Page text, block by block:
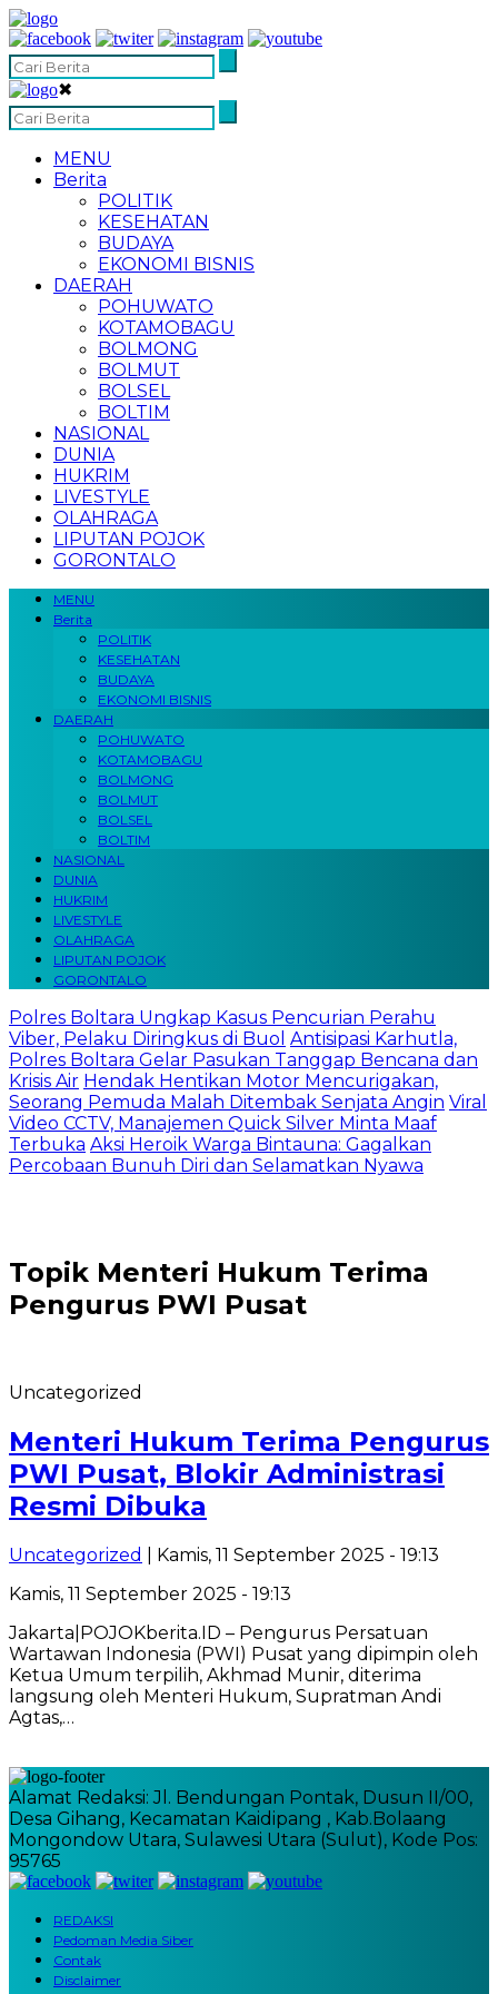
✖
MENU
Berita
POLITIK
KESEHATAN
BUDAYA
EKONOMI BISNIS
DAERAH
POHUWATO
KOTAMOBAGU
BOLMONG
BOLMUT
BOLSEL
BOLTIM
NASIONAL
DUNIA
HUKRIM
LIVESTYLE
OLAHRAGA
LIPUTAN POJOK
GORONTALO
MENU
Berita
POLITIK
KESEHATAN
BUDAYA
EKONOMI BISNIS
DAERAH
POHUWATO
KOTAMOBAGU
BOLMONG
BOLMUT
BOLSEL
BOLTIM
NASIONAL
DUNIA
HUKRIM
LIVESTYLE
OLAHRAGA
LIPUTAN POJOK
GORONTALO
Polres Boltara Ungkap Kasus Pencurian Perahu
Viber, Pelaku Diringkus di Buol Antisipasi Karhutla,
Polres Boltara Gelar Pasukan Tanggap Bencana dan
Krisis Air Hendak Hentikan Motor Mencurigakan,
Seorang Pemuda Malah Ditembak Senjata Angin Viral
Video CCTV, Manajemen Quick Silver Minta Maaf
Terbuka Aksi Heroik Warga Bintauna: Gagalkan
Percobaan Bunuh Diri dan Selamatkan Nyawa
Topik Menteri Hukum Terima
Pengurus PWI Pusat
Uncategorized
Menteri Hukum Terima Pengurus
PWI Pusat, Blokir Administrasi
Resmi Dibuka
Uncategorized
| Kamis, 11 September 2025 - 19:13
Kamis, 11 September 2025 - 19:13
Jakarta|POJOKberita.ID – Pengurus Persatuan
Wartawan Indonesia (PWI) Pusat yang dipimpin oleh
Ketua Umum terpilih, Akhmad Munir, diterima
langsung oleh Menteri Hukum, Supratman Andi
Agtas,…
Alamat Redaksi: Jl. Bendungan Pontak, Dusun II/00,
Desa Gihang, Kecamatan Kaidipang , Kab.Bolaang
Mongondow Utara, Sulawesi Utara (Sulut), Kode Pos:
95765
REDAKSI
Pedoman Media Siber
Contak
Disclaimer